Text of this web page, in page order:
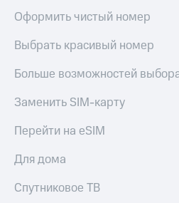
Оформить чистый номер
Выбрать красивый номер
Больше возможностей
Заменить SIM-карту
Перейти на eSIM
Для дома
Спутниковое ТВ